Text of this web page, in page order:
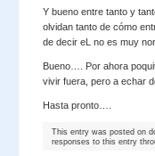
Y bueno entre tanto y
olvidan tanto de cómo
de decir eL no es muy
Bueno…. Por ahora
vivir fuera, pero a echar
Hasta pronto….
This entry was posted on
responses to this entry